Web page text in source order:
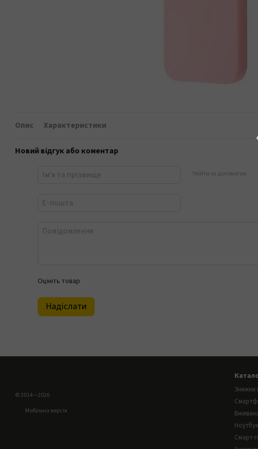
Опис Характеристики
Новий відгук або коментар
Увійти за допомогою
Оцініть товар
Надіслати
© 2014—2026
Мобільна версія
Знижки
Смарт-